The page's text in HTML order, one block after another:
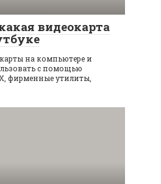
видеокарта
на компьютере и
с помощью
фирменные утилиты,